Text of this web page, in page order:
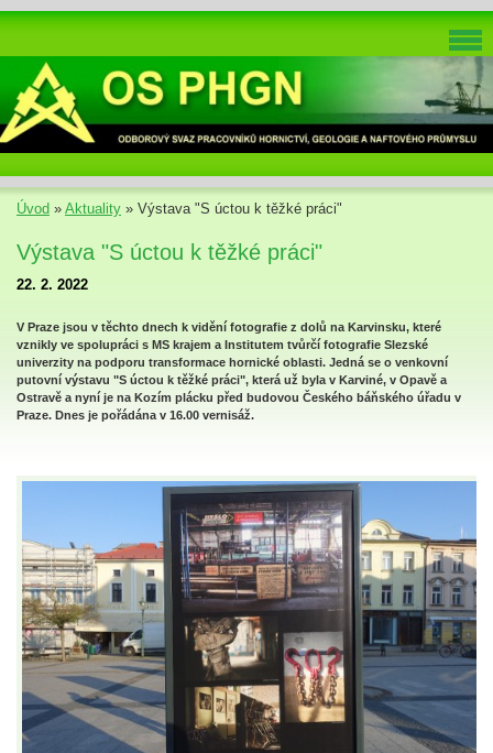
Úvod » Aktuality » Výstava "S úctou k těžké práci"
Výstava "S úctou k těžké práci"
22. 2. 2022
V Praze jsou v těchto dnech k vidění fotografie z dolů na Karvinsku, které
vznikly ve spolupráci s MS krajem a Institutem tvůrčí fotografie Slezské
univerzity na podporu transformace hornické oblasti. Jedná se o venkovní
putovní výstavu "S úctou k těžké práci", která už byla v Karviné, v Opavě a
Ostravě a nyní je na Kozím plácku před budovou Českého báňského úřadu v
Praze. Dnes je pořádána v 16.00 vernisáž.